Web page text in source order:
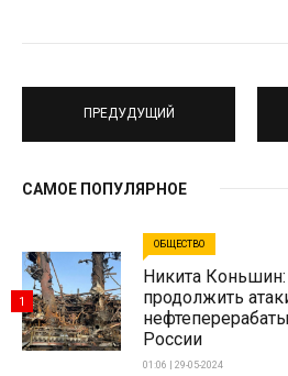
ПРЕДУДУЩИЙ
САМОЕ ПОПУЛЯРНОЕ
ОБЩЕСТВО
Никита Коньшин:
продолжить
России
01:06 | 29-05-2024
1